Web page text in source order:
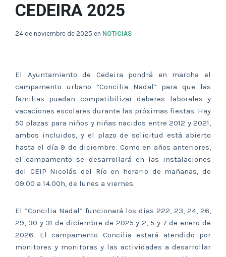
CEDEIRA 2025
24 de noviembre de 2025 en NOTICIAS
El Ayuntamiento de Cedeira pondrá en marcha el
campamento urbano “Concilia Nadal” para que las
familias puedan compatibilizar deberes laborales y
vacaciones escolares durante las próximas fiestas. Hay
50 plazas para niños y niñas nacidos entre 2012 y 2021,
ambos incluidos, y el plazo de solicitud está abierto
hasta el día 9 de diciembre. Como en años anteriores,
el campamento se desarrollará en las instalaciones
del CEIP Nicolás del Río en horario de mañanas, de
09.00 a 14.00h, de lunes a viernes.
El ”Concilia Nadal” funcionará los días 222, 23, 24, 26,
29, 30 y 31 de diciembre de 2025 y 2, 5 y 7 de enero de
2026. El campamento Concilia estará atendido por
monitores y monitoras y las actividades a desarrollar